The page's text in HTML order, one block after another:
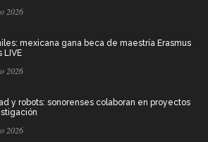
2026
mexicana gana beca de maestría Erasmus
LIVE
2026
y robots: sonorenses colaboran en proyectos
2026